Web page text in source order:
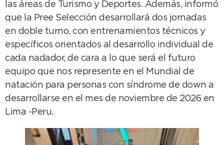
las áreas de Turismo y Deportes. Además, informó
que la Pree Selección desarrollará dos jornadas
en doble turno, con entrenamientos técnicos y
específicos orientados al desarrollo individual de
cada nadador, de cara a lo que será el futuro
equipo que nos represente en el Mundial de
natación para personas con síndrome de down a
desarrollarse en el mes de noviembre de 2026 en
Lima -Peru.